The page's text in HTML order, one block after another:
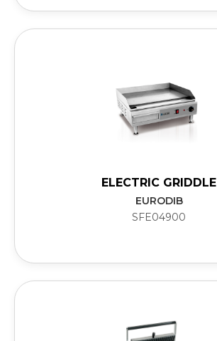
ELECTRIC GRIDDLE
EURODIB
SFE04900